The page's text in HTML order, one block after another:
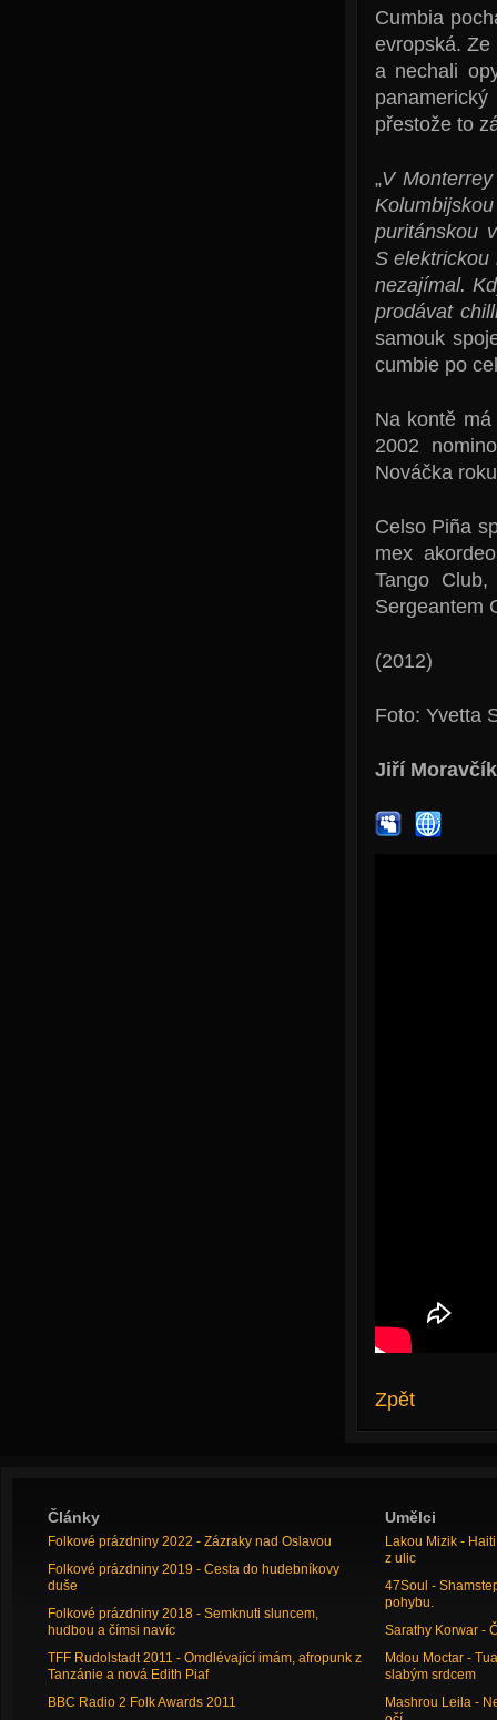
Cumbia
evropská.
a nechali
přestože to
„V
puritánskou
S
nezajímal.
prodávat
samouk
cumbie po
Na kontě
2002
Nováčka
Celso Piña
mex
Tango
Sergeantem
(2012)
Foto: Yvetta
Jiří Moravčík
Zpět
Články
Folkové prázdniny 2022 - Zázraky nad Oslavou
Folkové prázdniny 2019 - Cesta do hudebníkovy
duše
Folkové prázdniny 2018 - Semknuti sluncem,
hudbou a čímsi navíc
TFF Rudolstadt 2011 - Omdlévající imám, afropunk z
Tanzánie a nová Edith Piaf
BBC Radio 2 Folk Awards 2011
Umělci
Lakou Mizik -
z ulic
47Soul -
pohybu.
Sarathy Korwar -
Mdou Moctar -
slabým srdcem
Mashrou Leila -